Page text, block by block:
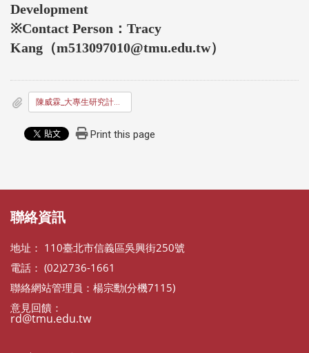
Development
※Contact Person：Tracy
Kang（m513097010@tmu.edu.tw）
陳威霖_大專生研究計畫經驗分享
Print this page
聯絡資訊
地址： 110臺北市信義區吳興街250號
電話： (02)2736-1661
聯絡網站管理員：楊宗勳(分機7115)
意見回饋：
rd@tmu.edu.tw